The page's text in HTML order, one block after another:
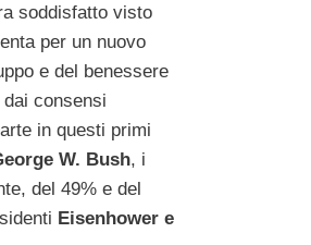
soddisfatto visto
per un nuovo
e del benessere
consensi
in questi primi
W. Bush, i
del 49% e del
Eisenhower e